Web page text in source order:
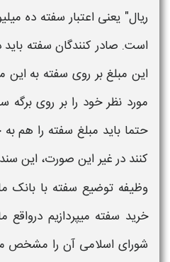
ریال" یعنی اعتبار سفته ده
است. صادر کنندگان سفته
این مبلغ بر روی سفته به این
مورد نظر خود را بر روی برگه
حتما باید مبلغ سفته را هم
کنند در غیر این صورت، این
وظیفه توضیع سفته با بانک
خرید سفته میپردازیم
شورای اسلامی آن را مشخص